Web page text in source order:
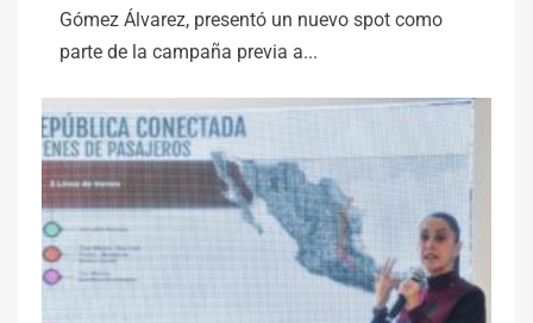
Gómez Álvarez, presentó un nuevo spot como
parte de la campaña previa a...